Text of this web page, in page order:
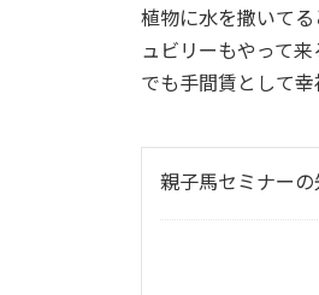
植物に水を撒いて
ュビリーもやって
でも手間賃として幸
親子馬セミナー